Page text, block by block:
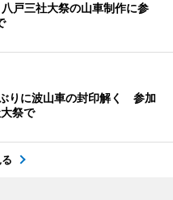
戸三社大祭の山車制作に参
りに波山車の封印解く 参加
祭で